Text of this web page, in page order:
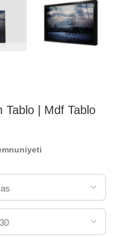
Tablo | Mdf Tablo